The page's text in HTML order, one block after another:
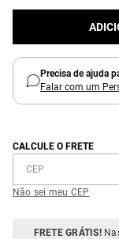
Precisa de ajuda
Falar com um
CALCULE O FRETE
Não sei meu CEP
FRETE GRÁTIS!